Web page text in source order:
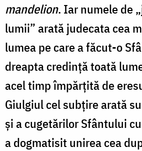
mandelion. Iar numele de
lumii” arată judecata cea
lumea pe care a făcut-o
dreapta credinţă toată
acel timp împărţită de
Giulgiul cel subţire arată
și a cugetărilor Sfântului
a dogmatisit unirea cea